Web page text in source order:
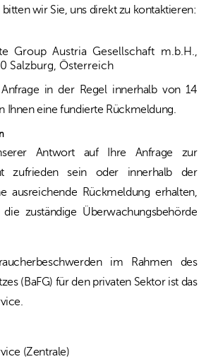
wir Sie, uns direkt zu kontaktieren:
Group Austria Gesellschaft m.b.H.,
Salzburg, Österreich
in der Regel innerhalb von 14
Ihnen eine fundierte Rückmeldung.
Antwort auf Ihre Anfrage zur
zufrieden sein oder innerhalb der
ausreichende Rückmeldung erhalten,
zuständige Überwachungsbehörde
im Rahmen des
(BaFG) für den privaten Sektor ist das
.
(Zentrale)